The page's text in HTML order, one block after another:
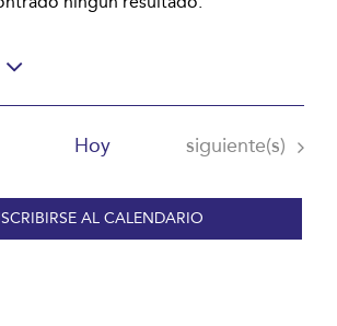
Hoy Eventos
siguiente(s)
AL CALENDARIO